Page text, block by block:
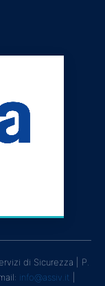
di Sicurezza | P.
info@assiv.it